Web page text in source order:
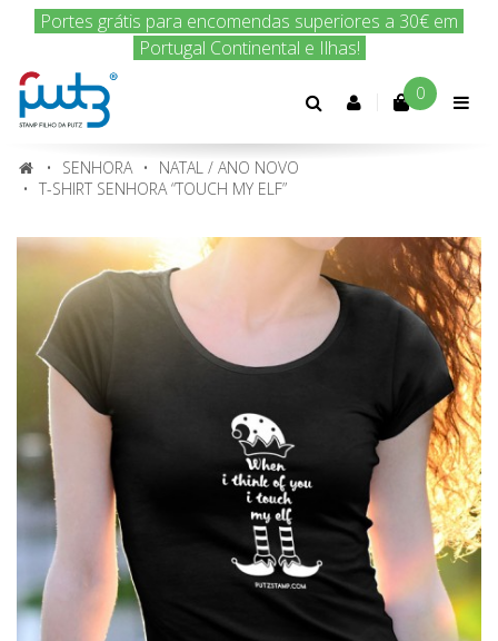
Encomenda hoje e nós enviamos amanhã!
Conta 0
SENHORA
NATAL / ANO NOVO
T-SHIRT SENHORA “TOUCH MY ELF”